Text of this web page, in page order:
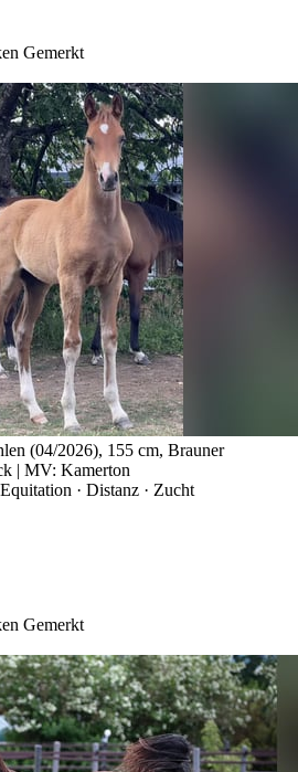
Gemerkt
(04/2026), 155 cm, Brauner
| MV: Kamerton
· Distanz · Zucht
Gemerkt